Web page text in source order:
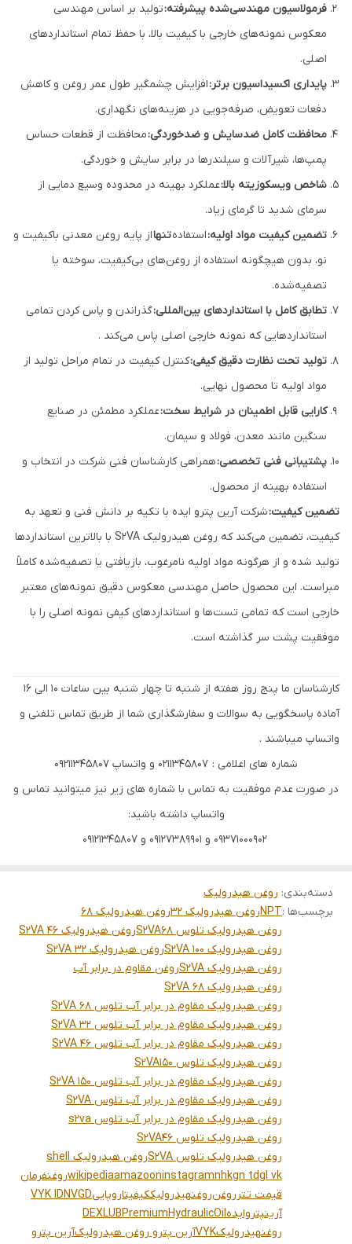
فرمولاسیون مهندسی‌شده پیشرفته:تولید بر اساس مهندسی
معکوس نمونه‌های خارجی با کیفیت بالا، با حفظ تمام استانداردهای
اصلی.
پایداری اکسیداسیون برتر:افزایش چشمگیر طول عمر روغن و کاهش
دفعات تعویض، صرفه‌جویی در هزینه‌های نگهداری.
محافظت کامل ضدسایش و ضدخوردگی:محافظت از قطعات حساس
پمپ‌ها، شیرآلات و سیلندرها در برابر سایش و خوردگی.
شاخص ویسکوزیته بالا:عملکرد بهینه در محدوده وسیع دمایی از
سرمای شدید تا گرمای زیاد.
تضمین کیفیت مواد اولیه:استفادهتنهااز پایه روغن معدنی باکیفیت و
نو، بدون هیچگونه استفاده از روغن‌های بی‌کیفیت، سوخته یا
تصفیه‌شده.
تطابق کامل با استانداردهای بین‌المللی:گذراندن و پاس کردن تمامی
استانداردهایی که نمونه خارجی اصلی پاس می‌کند .
تولید تحت نظارت دقیق کیفی:کنترل کیفیت در تمام مراحل تولید از
مواد اولیه تا محصول نهایی.
کارایی قابل اطمینان در شرایط سخت:عملکرد مطمئن در صنایع
سنگین مانند معدن، فولاد و سیمان.
پشتیبانی فنی تخصصی:همراهی کارشناسان فنی شرکت در انتخاب و
استفاده بهینه از محصول.
تضمین کیفیت:شرکت آرین پترو ایده با تکیه بر دانش فنی و تعهد به
کیفیت، تضمین می‌کند که روغن هیدرولیک S2VA با بالاترین استانداردها
تولید شده و از هرگونه مواد اولیه نامرغوب، بازیافتی یا تصفیه‌شده کاملاً
مبراست. این محصول حاصل مهندسی معکوس دقیق نمونه‌های معتبر
خارجی است که تمامی تست‌ها و استانداردهای کیفی نمونه اصلی را با
موفقیت پشت سر گذاشته است.
کارشناسان ما پنج روز هفته از شنبه تا چهار شنبه بین ساعات 10 الی 16
آماده پاسخگویی به سوالات و سفارشگذاری شما از طریق تماس تلفنی و
واتساپ میباشند .
شماره های اعلامی : 0211345807 و واتساپ 09211345807
در صورت عدم موفقیت به تماس با شماره های زیر نیز میتوانید تماس و
واتساپ داشته باشید:
09371000902 و 09127389901 و 09121345807
دسته‌بندی: روغن هیدرولیک
برچسب‌ها :NPTروغن هیدرولیک 32
روغن هیدرولیک 68
روغن هیدرولیک تلوس S2VA68
روغن هیدرولیک S2VA 46
روغن هیدرولیک S2VA 100
روغن هیدرولیک S2VA 32
روغن هیدرولیک S2VA
روغن مقاوم در برابر آب
روغن هیدرولیک S2VA 68
روغن هیدرولیک مقاوم در برابر آب تلوس S2VA 68
روغن هیدرولیک مقاوم در برابر آب تلوس S2VA 32
روغن هیدرولیک مقاوم در برابر آب تلوس S2VA 46
روغن هیدرولیک تلوس S2VA150
روغن هیدرولیک مقاوم در برابر آب تلوس S2VA 150
روغن هیدرولیک مقاوم در برابر آب تلوس S2VA
روغن هیدرولیک مقاوم در برابر آب تلوس s2va
روغن هیدرولیک تلوس S2VA46
روغن هیدرولیک تلوس S2VA
روغن هیدرولیک shell
nhkgn tdgl vk
instagram
amazoon
wikipediaروغنفرمان
قیمت تترروغنروغنهیدرولیککیفیتاروپاییVYK IDNVGD
آرینپتروایدهDEXLUBPremiumHydraulicOil
روغنهیدرولیکVYKآرین پترو روغن هیدرولیکآرین پترو